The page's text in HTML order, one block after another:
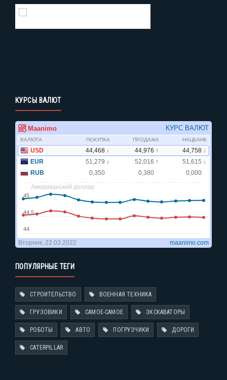
КУРСЫ ВАЛЮТ
ПОПУЛЯРНЫЕ ТЕГИ
СТРОИТЕЛЬСТВО ВОЕННАЯ ТЕХНИКА
ГРУЗОВИКИ САМОЕ-САМОЕ ЭКСКАВАТОРЫ
РОБОТЫ АВТО ПОГРУЗЧИКИ ДОРОГИ
CATERPILLAR